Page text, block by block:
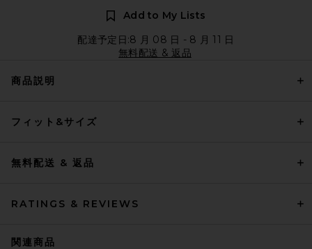
Add to My Lists
配達予定日:8 月 08 日 - 8 月 11 日
無料配送 & 返品
商品説明
フィット&サイズ
無料配送 & 返品
RATINGS & REVIEWS
関連商品